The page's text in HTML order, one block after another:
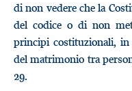
di non vedere che la
del codice o di non
principi costituzionali,
del matrimonio tra
29.